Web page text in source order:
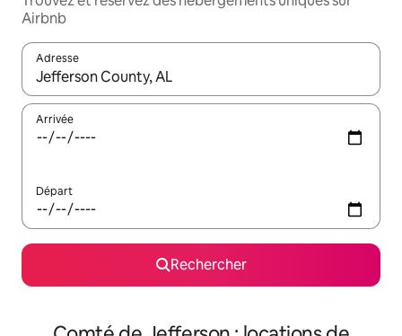
Airbnb
Adresse
Lorsque les résultats s'affichent, utilisez les flèches vers le
Arrivée
Départ
Rechercher